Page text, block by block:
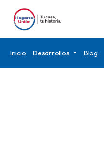
Inicio Desarrollos Blog